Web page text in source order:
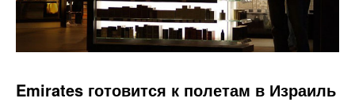
Emirates готовится к полетам в Израиль